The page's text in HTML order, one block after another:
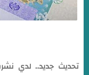
تحديث جديد.. لدي